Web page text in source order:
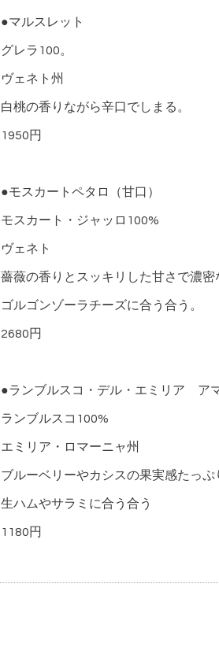
●マルスレット
グレラ100。
ヴェネト州
白桃の香りながら辛口でしまる。
1950円
●モスカートペタロ（甘口）
モスカート・ジャッロ100%
ヴェネト
薔薇の香りとスッキリした甘さで濃密
ゴルゴンゾーラチーズに合う合う。
2680円
●ランブルスコ・デル・エミリア ア
ランブルスコ100%
エミリア・ロマーニャ州
ブルーベリーやカシスの果実感たっぷ
生ハムやサラミに合う合う
1180円